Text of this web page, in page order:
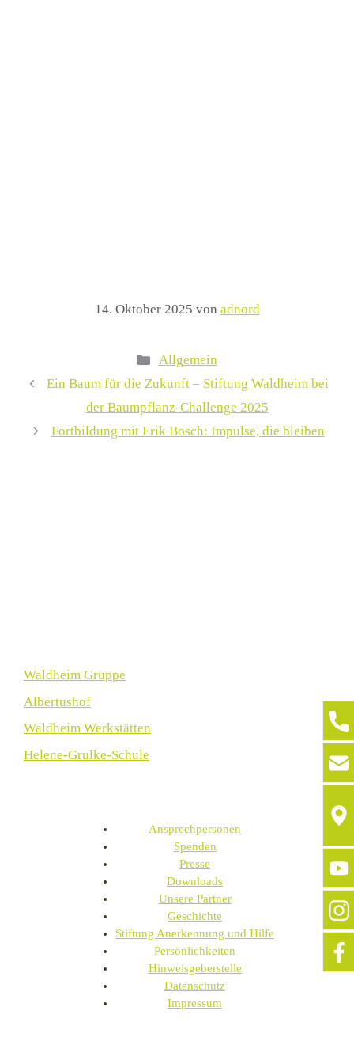
14. Oktober 2025 von adnord
Kategorien
Allgemein
Ein Baum für die Zukunft – Stiftung Waldheim bei
der Baumpflanz-Challenge 2025
Fortbildung mit Erik Bosch: Impulse, die bleiben
Waldheim Gruppe
Albertushof
Waldheim Werkstätten
Helene-Grulke-Schule
Ansprechpersonen
Spenden
Presse
Downloads
Unsere Partner
Geschichte
Stiftung Anerkennung und Hilfe
Persönlichkeiten
Hinweisgeberstelle
Datenschutz
Impressum